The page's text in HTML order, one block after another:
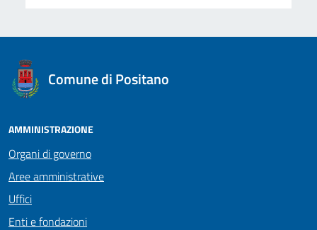
logo Unione Europea
Comune di Positano
AMMINISTRAZIONE
Organi di governo
Aree amministrative
Uffici
Enti e fondazioni